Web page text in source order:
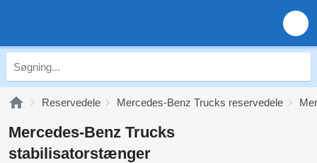
Reservedele Mercedes-Benz Trucks reservedele
Mercedes-Benz Trucks
stabilisatorstænger